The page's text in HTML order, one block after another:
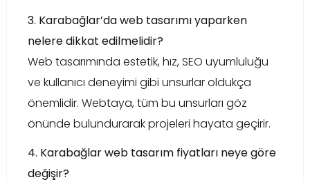
3. Karabağlar’da web tasarımı yaparken
nelere dikkat edilmelidir?
Web tasarımında estetik, hız, SEO uyumluluğu
ve kullanıcı deneyimi gibi unsurlar oldukça
önemlidir. Webtaya, tüm bu unsurları göz
önünde bulundurarak projeleri hayata geçirir.
4. Karabağlar web tasarım fiyatları neye göre
değişir?